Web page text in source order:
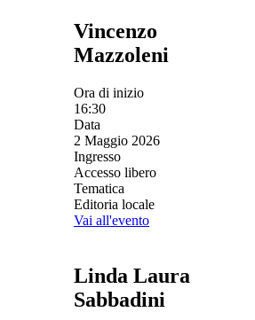
Vincenzo
Mazzoleni
Ora di inizio
16:30
Data
2 Maggio 2026
Ingresso
Accesso libero
Tematica
Editoria locale
Vai all'evento
Linda Laura
Sabbadini